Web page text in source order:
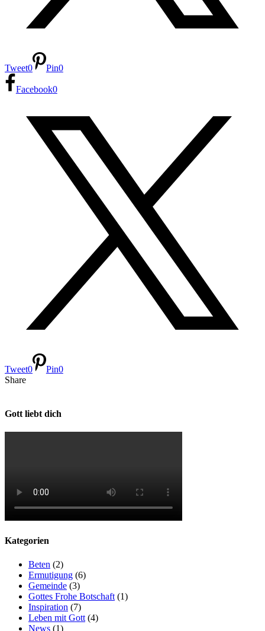
Tweet0 Pin0
Facebook0
Tweet0 Pin0
Share
Gott liebt dich
Kategorien
Beten (2)
Ermutigung (6)
Gemeinde (3)
Gottes Frohe Botschaft (1)
Inspiration (7)
Leben mit Gott (4)
News (1)